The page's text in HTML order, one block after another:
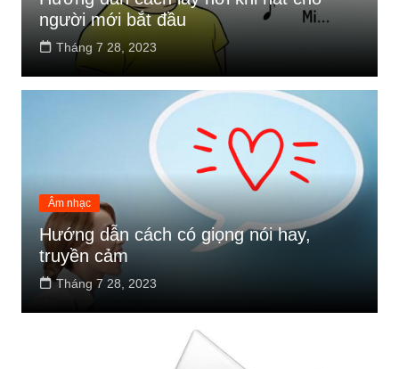
người mới bắt đầu
Tháng 7 28, 2023
Âm nhạc
Hướng dẫn cách có giọng nói hay,
truyền cảm
Tháng 7 28, 2023